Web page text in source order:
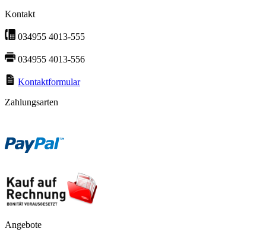
Kontakt
034955 4013-555
034955 4013-556
Kontaktformular
Zahlungsarten
Angebote